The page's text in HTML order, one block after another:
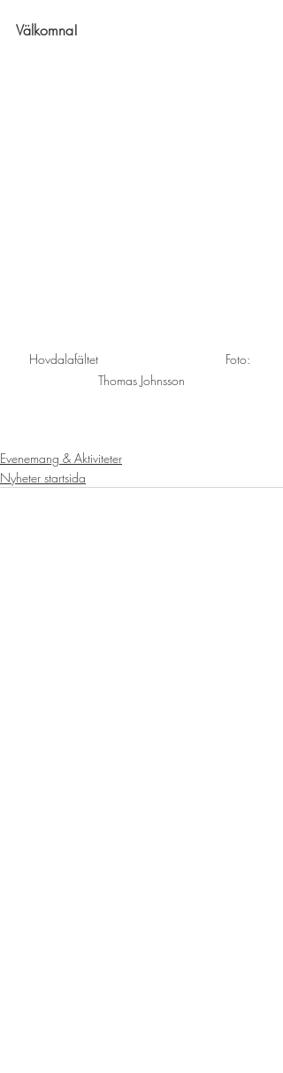
Välkomna!
Hovdalafältet                                    Foto:
Thomas Johnsson
Evenemang & Aktiviteter
Nyheter startsida